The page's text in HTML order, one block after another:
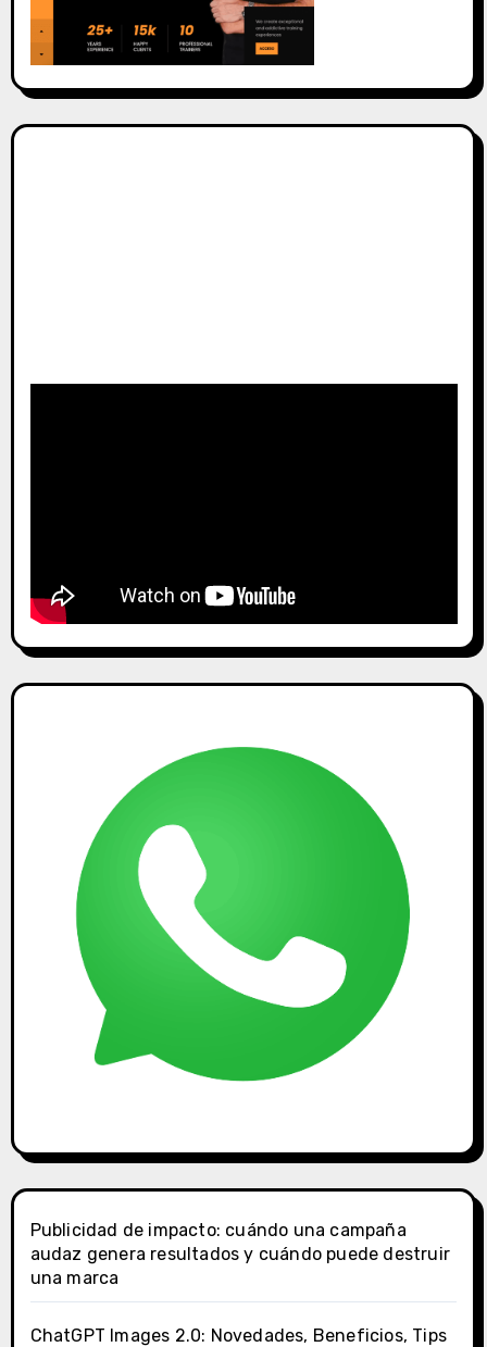
Publicidad de impacto: cuándo una campaña
audaz genera resultados y cuándo puede destruir
una marca
ChatGPT Images 2.0: Novedades, Beneficios, Tips